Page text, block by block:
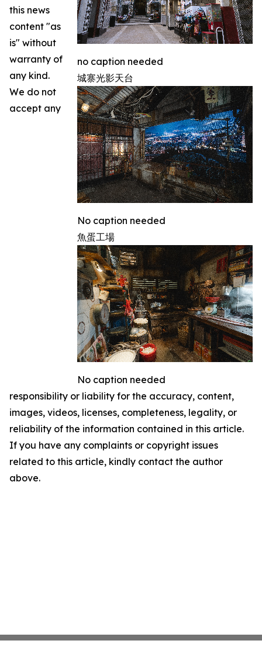
no caption needed
城寨光影天台
No caption needed
魚蛋工場
No caption needed
this news
content "as
is" without
warranty of
any kind.
We do not
accept any
responsibility or liability for the accuracy, content,
images, videos, licenses, completeness, legality, or
reliability of the information contained in this article.
If you have any complaints or copyright issues
related to this article, kindly contact the author
above.